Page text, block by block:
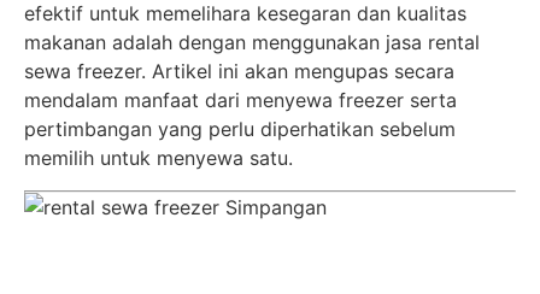
efektif untuk memelihara kesegaran dan kualitas
makanan adalah dengan menggunakan jasa rental
sewa freezer. Artikel ini akan mengupas secara
mendalam manfaat dari menyewa freezer serta
pertimbangan yang perlu diperhatikan sebelum
memilih untuk menyewa satu.